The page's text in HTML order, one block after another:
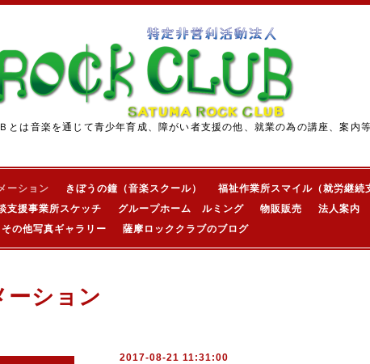
とは音楽を通じて青少年育成、障がい者支援の他、就業の為の講座、案内
ーション きぼうの鐘（音楽スクール） 福祉作業所スマイル（就労継続
支援事業所スケッチ グループホーム ルミング 物販販売 法人案内
の他写真ギャラリー
薩摩ロッククラブのブログ
ーション
2017-08-21 11:31:00